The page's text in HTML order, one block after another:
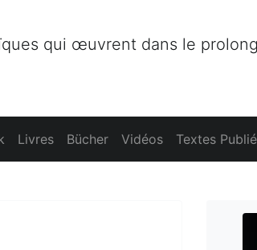
qui œuvrent dans le
Livres Bücher Vidéos Textes